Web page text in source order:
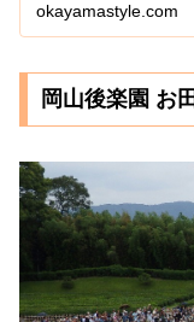
okayamastyle.com
岡山後楽園 お